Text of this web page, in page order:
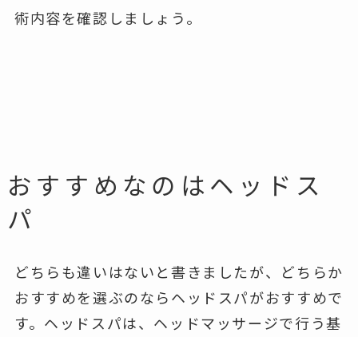
術内容を確認しましょう。
おすすめなのはヘッドス
パ
どちらも違いはないと書きましたが、どちらか
おすすめを選ぶのならヘッドスパがおすすめで
す。ヘッドスパは、ヘッドマッサージで行う基